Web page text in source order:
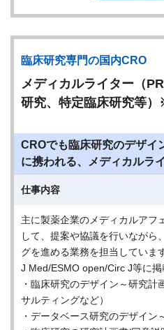
臨床研究専門の国内CRO
メディカルライター（
研究、特定臨床研究等
CROでも臨床研究のデザイ
に携われる、メディカルラ
仕事内容
主に製薬企業のメディカルアフ
して、提案や協議を行いながら
グを進める業務を担当していま
J Med/ESMO open/Circ J等に掲
・臨床研究のデザイン～研究
サルティングなど）
・データベース研究のデザイン